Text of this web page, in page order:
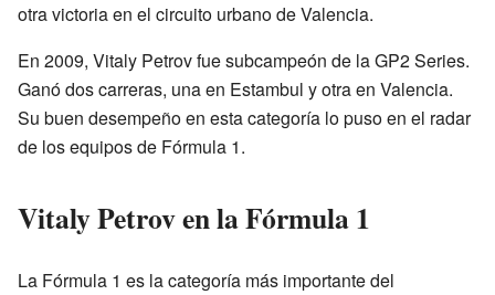
otra victoria en el circuito urbano de Valencia.
En 2009, Vitaly Petrov fue subcampeón de la GP2 Series.
Ganó dos carreras, una en Estambul y otra en Valencia.
Su buen desempeño en esta categoría lo puso en el radar
de los equipos de Fórmula 1.
Vitaly Petrov en la Fórmula 1
La Fórmula 1 es la categoría más importante del